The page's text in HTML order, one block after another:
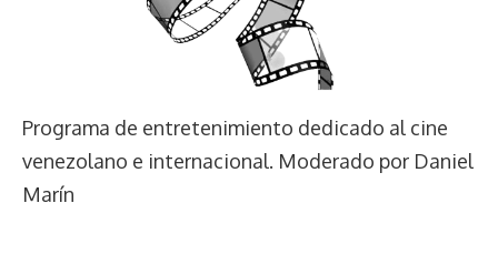
Programa de entretenimiento dedicado al cine
venezolano e internacional. Moderado por Daniel
Marín